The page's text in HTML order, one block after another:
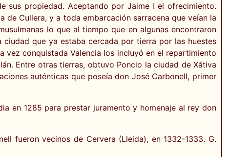
sus propiedad. Aceptando por Jaime I el ofrecimiento.
de Cullera, y a toda embarcación sarracena que veían la
lo que al tiempo que en algunas encontraron
que ya estaba cercada por tierra por las huestes
conquistada Valencia los incluyó en el repartimiento
Entre otras tierras, obtuvo Poncio la ciudad de Xátiva
auténticas que poseía don José Carbonell, primer
en 1285 para prestar juramento y homenaje al rey don
fueron vecinos de Cervera (Lleida), en 1332-1333. G.